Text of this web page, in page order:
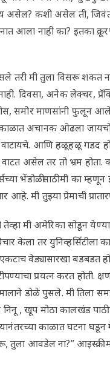
काय असेल? कशी असेल ती,
आला नाही का? इतका
तरी मी तुला विसरू शकत
दिवसा, अनेक लेक्चर,
समोर माणसांनी फुलून
अचानक ओढला
आणि हळूहळू गडद
असेल तर तो भ्रम
भेंडोळीसाठी मी का
मी तुझ्या प्रेमाची
मी अमेरिका सोडून
केला तर
वेड्यासारखा बडबडत
प्रयत्न करत होती.
डोळे पुसले. मी तिला
, खूप मोठा कालखंड
काळात घटना घडून
तुला आवडेल ना?”